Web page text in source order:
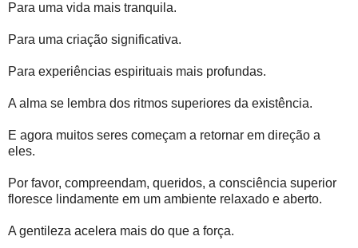
Para uma vida mais tranquila.
Para uma criação significativa.
Para experiências espirituais mais profundas.
A alma se lembra dos ritmos superiores da existência.
E agora muitos seres começam a retornar em direção a
eles.
Por favor, compreendam, queridos, a consciência superior
floresce lindamente em um ambiente relaxado e aberto.
A gentileza acelera mais do que a força.